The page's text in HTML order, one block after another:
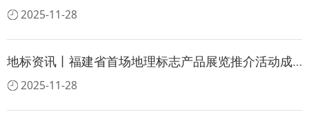
2025-11-28
地标资讯丨福建省首场地理标志产品展览推介活动成功举办
2025-11-28